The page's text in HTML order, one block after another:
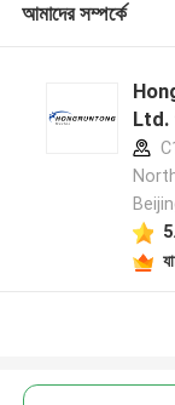
আমাদের সম্পর্কে
Ltd.